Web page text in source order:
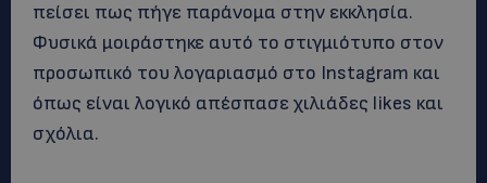
πείσει πως πήγε παράνομα στην εκκλησία.
Φυσικά μοιράστηκε αυτό το στιγμιότυπο στον
προσωπικό του λογαριασμό στο Instagram και
όπως είναι λογικό απέσπασε χιλιάδες likes και
σχόλια.